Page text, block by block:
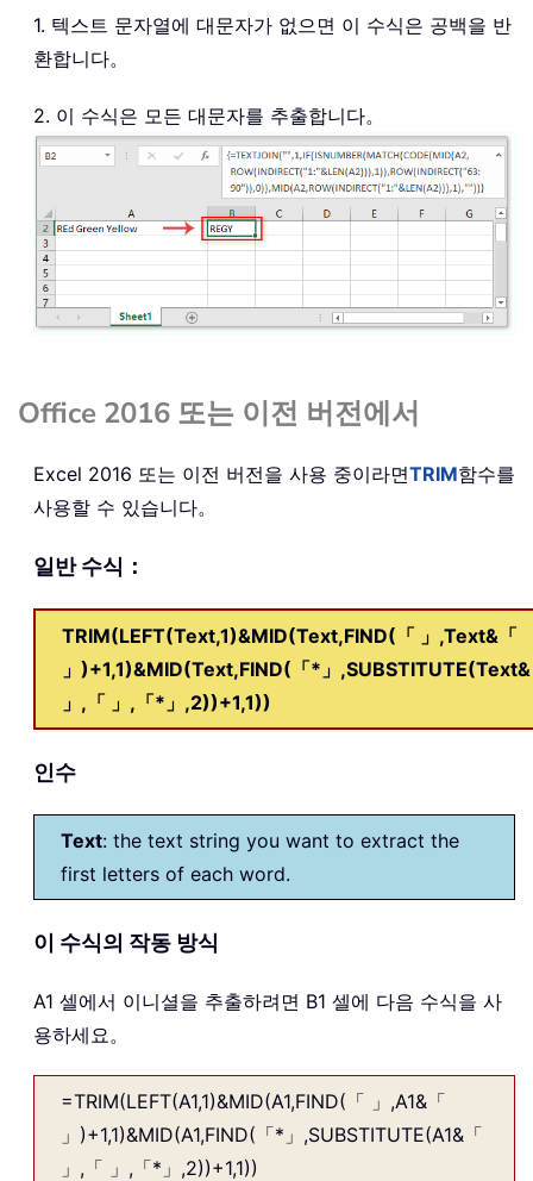
1. 텍스트 문자열에 대문자가 없으면 이 수식은 공백을 반
환합니다。
2. 이 수식은 모든 대문자를 추출합니다。
Office 2016 또는 이전 버전에서
Excel 2016 또는 이전 버전을 사용 중이라면TRIM함수를
사용할 수 있습니다。
일반 수식：
TRIM(LEFT(Text,1)&MID(Text,FIND(「 」,Text&「
」)+1,1)&MID(Text,FIND(「*」
」,「 」,「*」,2))+1,1))
인수
Text: the text string you want to extract the
first letters of each word.
이 수식의 작동 방식
A1 셀에서 이니셜을 추출하려면 B1 셀에 다음 수식을 사
용하세요。
=TRIM(LEFT(A1,1)&MID(A1,FIND(「 」,A1&「
」)+1,1)&MID(A1,FIND(「*」,SUBSTITUTE(A1&「
」,「 」,「*」,2))+1,1))